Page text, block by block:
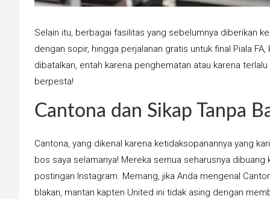
Selain itu, berbagai fasilitas yang sebelumnya diberikan
dengan sopir, hingga perjalanan gratis untuk final Piala
dibatalkan, entah karena penghematan atau karena
berpesta!
Cantona dan Sikap Tanpa
Cantona, yang dikenal karena ketidaksopanannya yang
bos saya selamanya! Mereka semua seharusnya
postingan Instagram. Memang, jika Anda mengenal
blakan, mantan kapten United ini tidak asing dengan